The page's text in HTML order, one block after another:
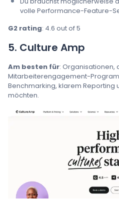
volle Performance-Feature-
G2 rating: 4.6 out of 5
5. Culture Amp
Am besten für: Organisationen,
Mitarbeiterengagement-
Benchmarking, klarem Reporting
möchten.